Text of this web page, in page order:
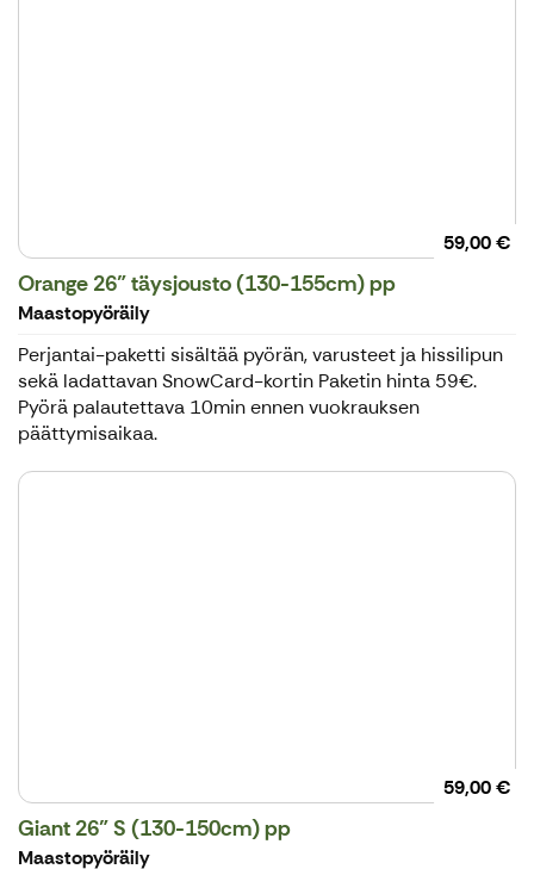
59,00 €
Orange 26" täysjousto (130-155cm) pp
Maastopyöräily
Perjantai-paketti sisältää pyörän, varusteet ja hissilipun
sekä ladattavan SnowCard-kortin Paketin hinta 59€.
Pyörä palautettava 10min ennen vuokrauksen
päättymisaikaa.
59,00 €
Giant 26" S (130-150cm) pp
Maastopyöräily